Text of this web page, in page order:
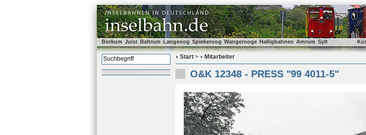
Borkum Juist Baltrum Langeoog Spiekeroog Wangerooge Halligbahnen Amrum Sylt
Start > Mitarbeiter
O&K 12348 - PRESS "99 4011-5"